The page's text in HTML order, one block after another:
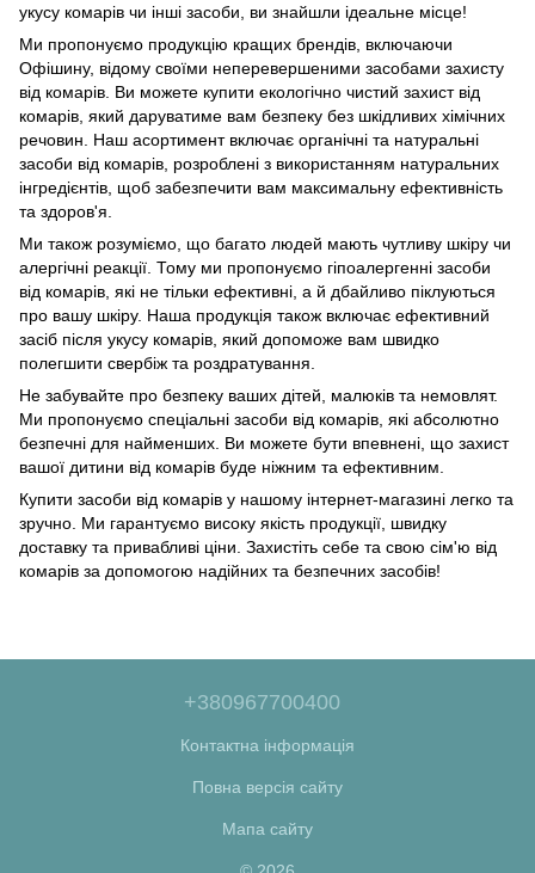
укусу комарів чи інші засоби, ви знайшли ідеальне місце!
Ми пропонуємо продукцію кращих брендів, включаючи
Офішину, відому своїми неперевершеними засобами захисту
від комарів. Ви можете купити екологічно чистий захист від
комарів, який даруватиме вам безпеку без шкідливих хімічних
речовин. Наш асортимент включає органічні та натуральні
засоби від комарів, розроблені з використанням натуральних
інгредієнтів, щоб забезпечити вам максимальну ефективність
та здоров'я.
Ми також розуміємо, що багато людей мають чутливу шкіру чи
алергічні реакції. Тому ми пропонуємо гіпоалергенні засоби
від комарів, які не тільки ефективні, а й дбайливо піклуються
про вашу шкіру. Наша продукція також включає ефективний
засіб після укусу комарів, який допоможе вам швидко
полегшити свербіж та роздратування.
Не забувайте про безпеку ваших дітей, малюків та немовлят.
Ми пропонуємо спеціальні засоби від комарів, які абсолютно
безпечні для найменших. Ви можете бути впевнені, що захист
вашої дитини від комарів буде ніжним та ефективним.
Купити засоби від комарів у нашому інтернет-магазині легко та
зручно. Ми гарантуємо високу якість продукції, швидку
доставку та привабливі ціни. Захистіть себе та свою сім'ю від
комарів за допомогою надійних та безпечних засобів!
+380967700400
Контактна інформація
Повна версія сайту
Мапа сайту